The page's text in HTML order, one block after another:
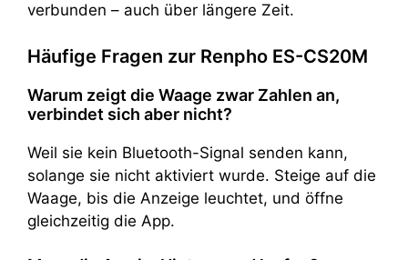
verbunden – auch über längere Zeit.
Häufige Fragen zur Renpho ES-CS20M
Warum zeigt die Waage zwar Zahlen an,
verbindet sich aber nicht?
Weil sie kein Bluetooth-Signal senden kann,
solange sie nicht aktiviert wurde. Steige auf die
Waage, bis die Anzeige leuchtet, und öffne
gleichzeitig die App.